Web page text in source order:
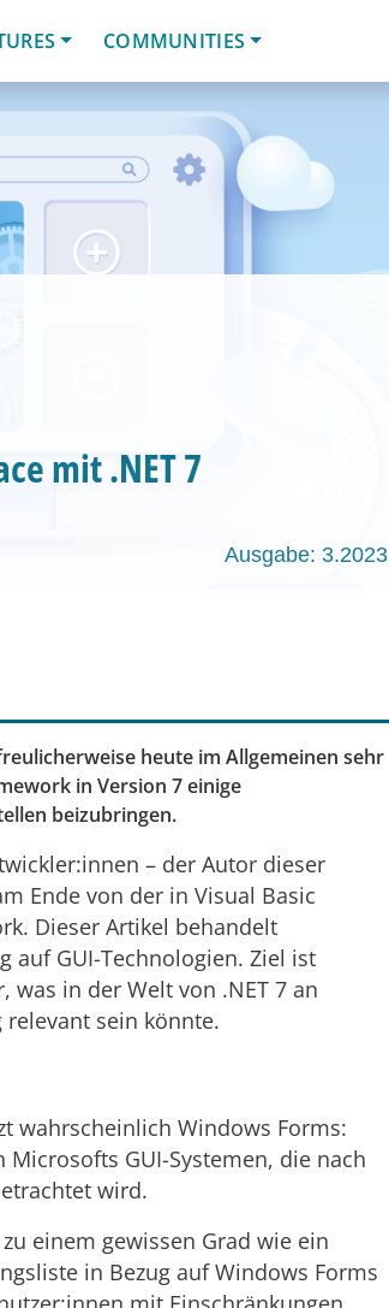
COMMUNITIES
mit .NET 7
Ausgabe: 3.2023
heute im Allgemeinen sehr
in Version 7 einige
beizubringen.
– der Autor dieser
Ende von der in Visual Basic
Dieser Artikel behandelt
auf GUI-Technologien. Ziel ist
in der Welt von .NET 7 an
sein könnte.
wahrscheinlich Windows Forms:
GUI-Systemen, die nach
wird.
einem gewissen Grad wie ein
in Bezug auf Windows Forms